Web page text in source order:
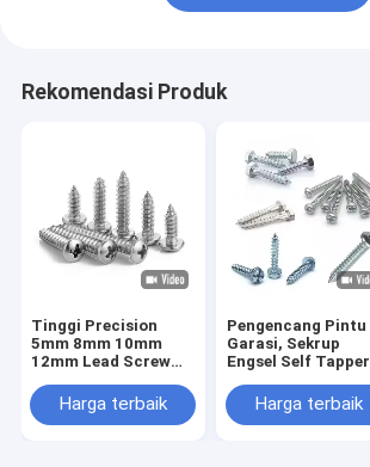
Rekomendasi Produk
Tinggi Precision
5mm 8mm 10mm
12mm Lead Screw
T10 T12 Stainless
Steel Trapezoidal
Harga terbaik
Pengencang Pintu
Garasi, Sekrup
Engsel Self Tapper
Karet, Baut Trek
Harga terbaik